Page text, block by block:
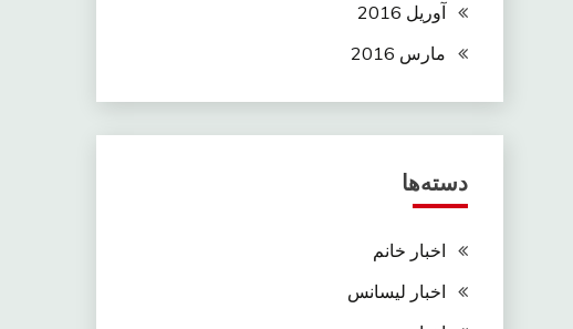
آوریل 2016
مارس 2016
دسته‌ها
اخبار خانم
اخبار لیسانس